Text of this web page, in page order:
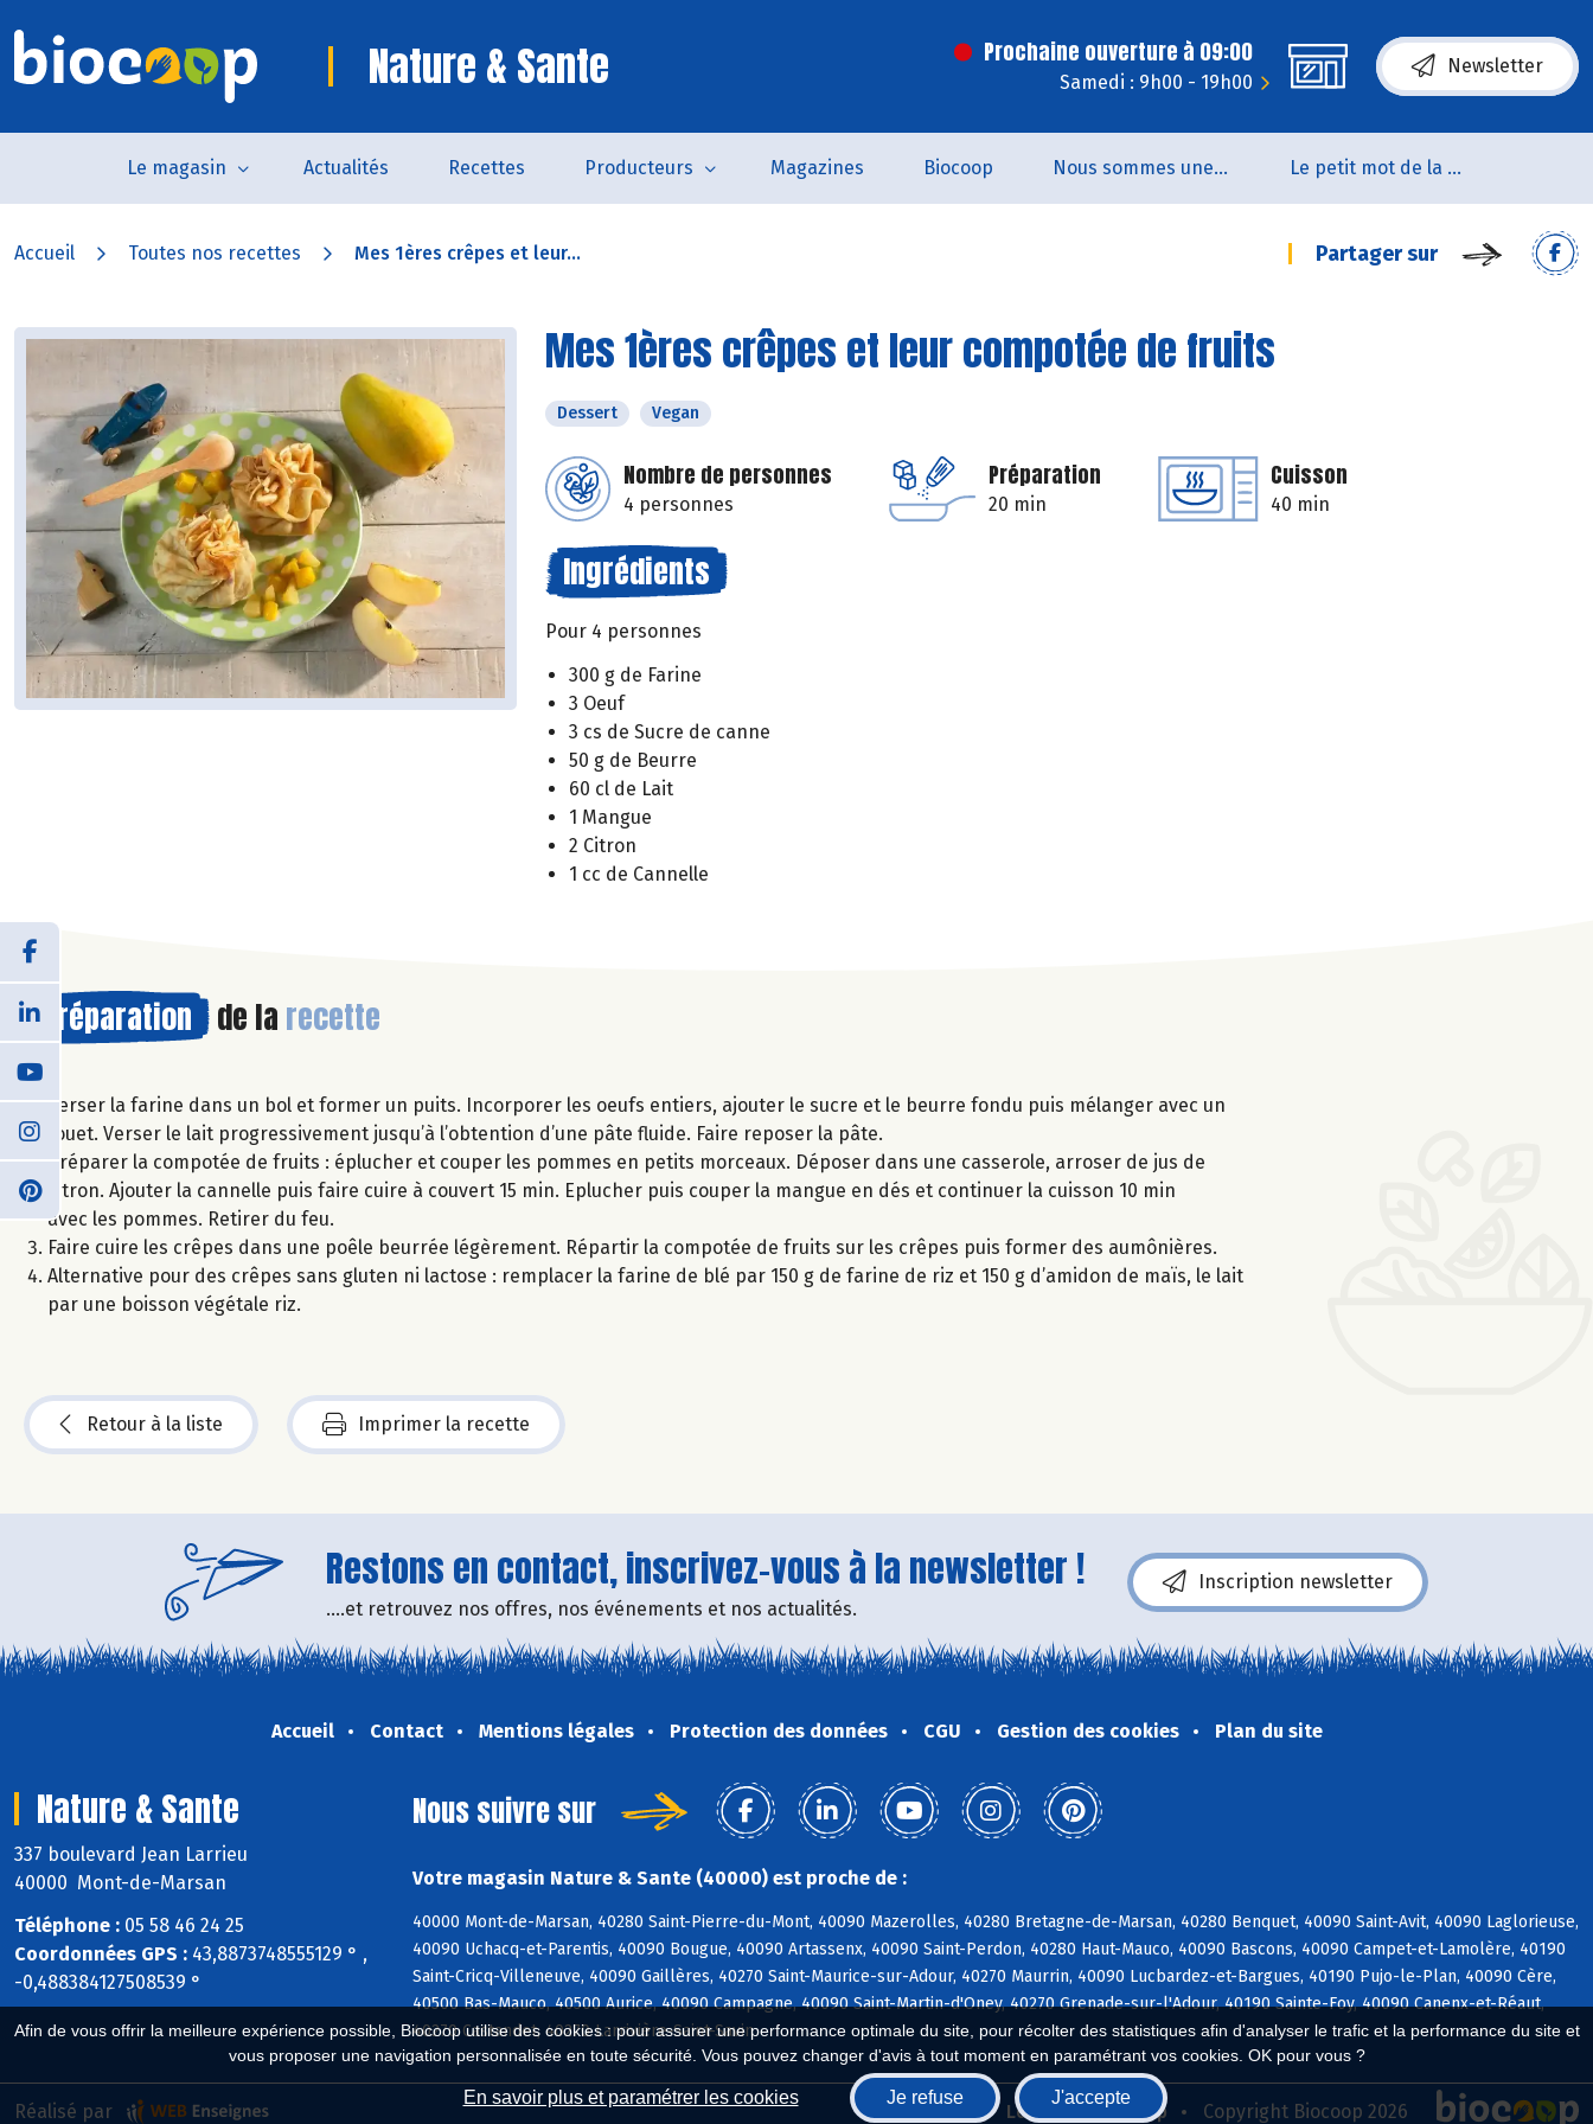
Afin de vous offrir la meilleure expérience possible, Biocoop utilise des cookies : pour assurer une performance optimale du site, pour récolter des statistiques afin d'analyser le trafic et la performance du site et
vous proposer une navigation personnalisée en toute sécurité. Vous pouvez changer d'avis à tout moment en paramétrant vos cookies. OK pour vous ?
En savoir plus et paramétrer les cookies Je refuse J'accepte
Nature & Sante Prochaine ouverture à 09:00
Samedi : 9h00 - 19h00
Newsletter
Le magasin Actualités Recettes Producteurs Magazines Biocoop Nous sommes une coopérative de salarié.es Le petit mot de la naturo
Accueil Toutes nos recettes Mes 1ères crêpes et leur... Partager sur
Mes 1ères crêpes et leur compotée de fruits
Dessert Vegan
Nombre de personnes
4 personnes
Préparation
20 min
Cuisson
40 min
Ingrédients
Pour 4 personnes
300 g de Farine
3 Oeuf
3 cs de Sucre de canne
50 g de Beurre
60 cl de Lait
1 Mangue
2 Citron
1 cc de Cannelle
Préparation de la recette
Verser la farine dans un bol et former un puits. Incorporer les oeufs entiers, ajouter le sucre et le beurre fondu puis mélanger avec un
fouet. Verser le lait progressivement jusqu’à l’obtention d’une pâte fluide. Faire reposer la pâte.
Préparer la compotée de fruits : éplucher et couper les pommes en petits morceaux. Déposer dans une casserole, arroser de jus de
citron. Ajouter la cannelle puis faire cuire à couvert 15 min. Eplucher puis couper la mangue en dés et continuer la cuisson 10 min
avec les pommes. Retirer du feu.
Faire cuire les crêpes dans une poêle beurrée légèrement. Répartir la compotée de fruits sur les crêpes puis former des aumônières.
Alternative pour des crêpes sans gluten ni lactose : remplacer la farine de blé par 150 g de farine de riz et 150 g d’amidon de maïs, le lait
par une boisson végétale riz.
Retour à la liste Imprimer la recette
Restons en contact, inscrivez-vous à la newsletter !
....et retrouvez nos offres, nos événements et nos actualités.
Inscription newsletter
Accueil Contact Mentions légales Protection des données CGU Gestion des cookies Plan du site
Nature & Sante
337 boulevard Jean Larrieu
40000 Mont-de-Marsan
Téléphone : 05 58 46 24 25
Coordonnées GPS : 43,8873748555129 ° ,
-0,488384127508539 °
Nous suivre sur
Votre magasin Nature & Sante (40000) est proche de :
40000 Mont-de-Marsan, 40280 Saint-Pierre-du-Mont, 40090 Mazerolles, 40280 Bretagne-de-Marsan, 40280 Benquet, 40090 Saint-Avit, 40090 Laglorieuse,
40090 Uchacq-et-Parentis, 40090 Bougue, 40090 Artassenx, 40090 Saint-Perdon, 40280 Haut-Mauco, 40090 Bascons, 40090 Campet-et-Lamolère, 40190
Saint-Cricq-Villeneuve, 40090 Gaillères, 40270 Saint-Maurice-sur-Adour, 40270 Maurrin, 40090 Lucbardez-et-Bargues, 40190 Pujo-le-Plan, 40090 Cère,
40500 Bas-Mauco, 40500 Aurice, 40090 Campagne, 40090 Saint-Martin-d'Oney, 40270 Grenade-sur-l'Adour, 40190 Sainte-Foy, 40090 Canenx-et-Réaut,
40270 Castandet, 40270 Larrivière-Saint-Savin
Biocoop.fr Le réseau Biocoop Copyright Biocoop 2026
Réalisé par